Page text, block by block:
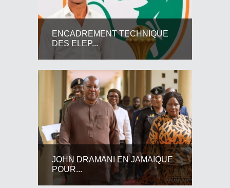
ENCADREMENT TECHNIQUE
DES ELEP...
JOHN DRAMANI EN JAMAIQUE
POUR...